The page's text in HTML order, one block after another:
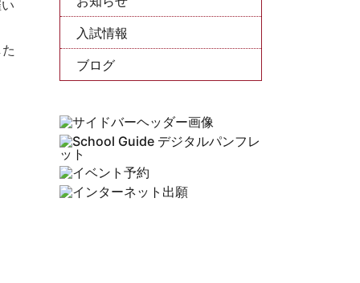
入試情報
ブログ